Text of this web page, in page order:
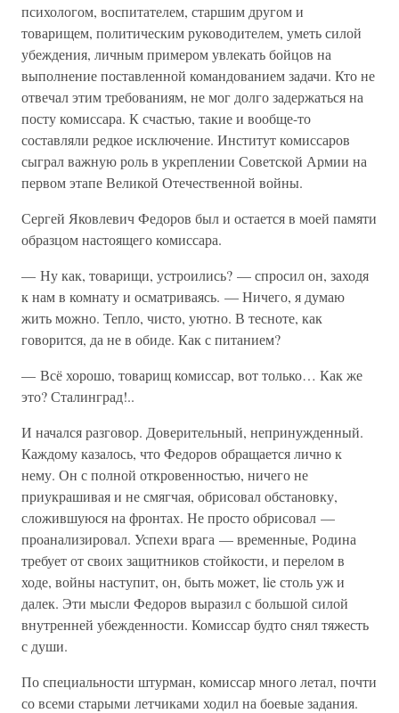
психологом, воспитателем, старшим другом и
товарищем, политическим руководителем, уметь силой
убеждения, личным примером увлекать бойцов на
выполнение поставленной командованием задачи. Кто не
отвечал этим требованиям, не мог долго задержаться на
посту комиссара. К счастью, такие и вообще-то
составляли редкое исключение. Институт комиссаров
сыграл важную роль в укреплении Советской Армии на
первом этапе Великой Отечественной войны.
Сергей Яковлевич Федоров был и остается в моей памяти
образцом настоящего комиссара.
— Ну как, товарищи, устроились? — спросил он, заходя
к нам в комнату и осматриваясь. — Ничего, я думаю
жить можно. Тепло, чисто, уютно. В тесноте, как
говорится, да не в обиде. Как с питанием?
— Всё хорошо, товарищ комиссар, вот только… Как же
это? Сталинград!..
И начался разговор. Доверительный, непринужденный.
Каждому казалось, что Федоров обращается лично к
нему. Он с полной откровенностью, ничего не
приукрашивая и не смягчая, обрисовал обстановку,
сложившуюся на фронтах. Не просто обрисовал —
проанализировал. Успехи врага — временные, Родина
требует от своих защитников стойкости, и перелом в
ходе, войны наступит, он, быть может, lie столь уж и
далек. Эти мысли Федоров выразил с большой силой
внутренней убежденности. Комиссар будто снял тяжесть
с души.
По специальности штурман, комиссар много летал, почти
со всеми старыми летчиками ходил на боевые задания.